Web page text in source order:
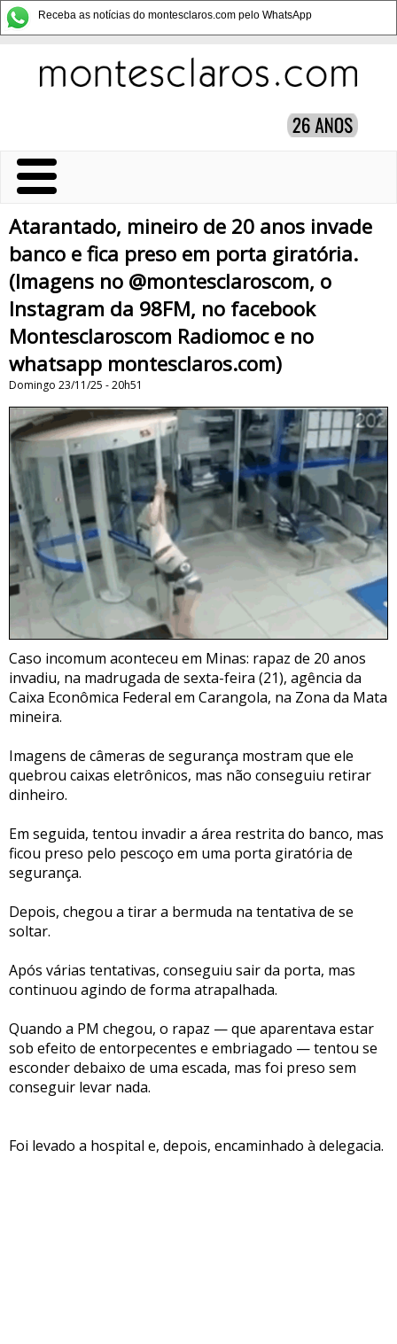
Receba as notícias do montesclaros.com pelo WhatsApp
Atarantado, mineiro de 20 anos invade
banco e fica preso em porta giratória.
(Imagens no @montesclaroscom, o
Instagram da 98FM, no facebook
Montesclaroscom Radiomoc e no
whatsapp montesclaros.com)
Domingo 23/11/25 - 20h51
Caso incomum aconteceu em Minas: rapaz de 20 anos
invadiu, na madrugada de sexta-feira (21), agência da
Caixa Econômica Federal em Carangola, na Zona da Mata
mineira.
Imagens de câmeras de segurança mostram que ele
quebrou caixas eletrônicos, mas não conseguiu retirar
dinheiro.
Em seguida, tentou invadir a área restrita do banco, mas
ficou preso pelo pescoço em uma porta giratória de
segurança.
Depois, chegou a tirar a bermuda na tentativa de se
soltar.
Após várias tentativas, conseguiu sair da porta, mas
continuou agindo de forma atrapalhada.
Quando a PM chegou, o rapaz — que aparentava estar
sob efeito de entorpecentes e embriagado — tentou se
esconder debaixo de uma escada, mas foi preso sem
conseguir levar nada.
Foi levado a hospital e, depois, encaminhado à delegacia.